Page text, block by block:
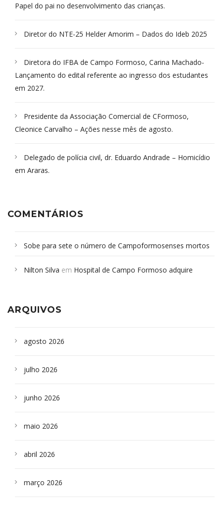
Papel do pai no desenvolvimento das crianças.
Diretor do NTE-25 Helder Amorim – Dados do Ideb 2025
Diretora do IFBA de Campo Formoso, Carina Machado-
Lançamento do edital referente ao ingresso dos estudantes
em 2027.
Presidente da Associação Comercial de CFormoso,
Cleonice Carvalho – Ações nesse mês de agosto.
Delegado de polícia civil, dr. Eduardo Andrade – Homicídio
em Araras.
COMENTÁRIOS
Sobe para sete o número de Campoformosenses mortos
Campoformosenses que morreram em desabamentos são
Nilton Silva em Hospital de Campo Formoso adquire
ARQUIVOS
agosto 2026
julho 2026
junho 2026
maio 2026
abril 2026
março 2026